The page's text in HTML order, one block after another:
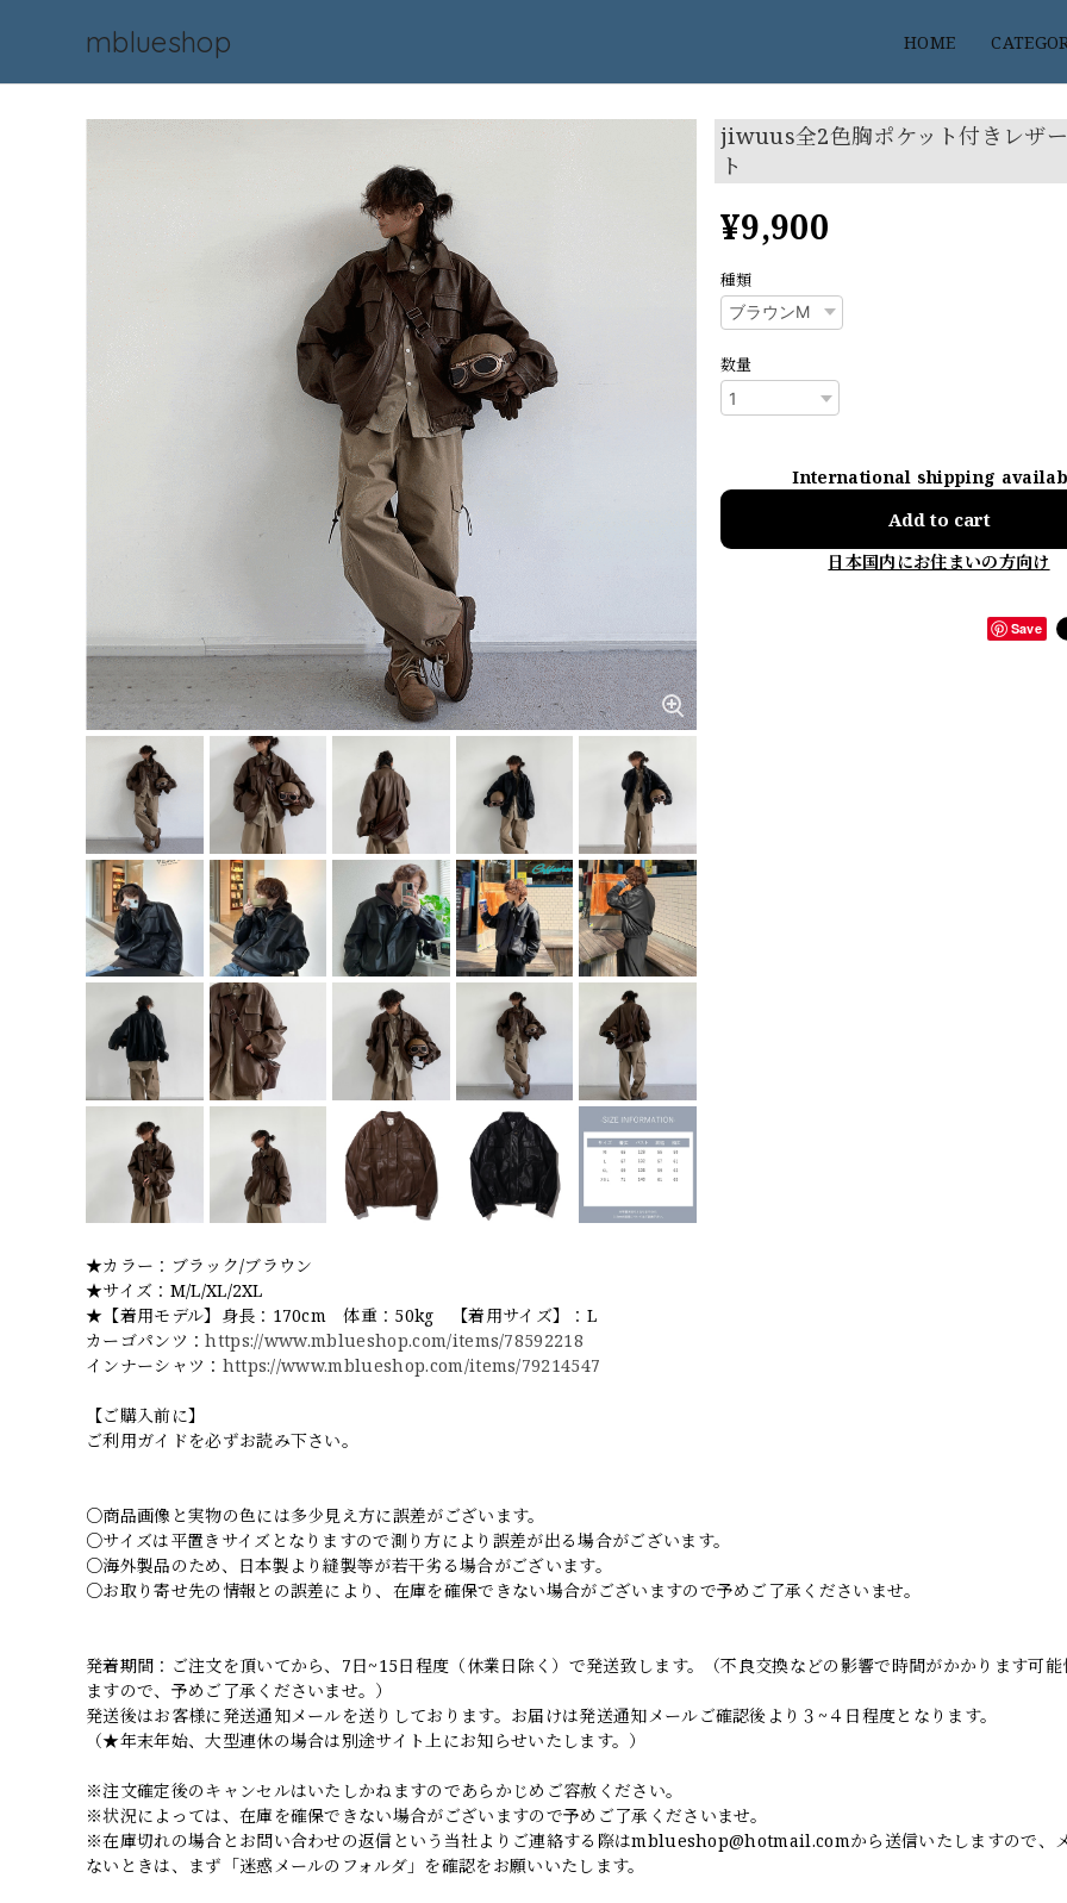
mblueshop HOME
jiwuus全2色胸ポケット付きレザ
ト
¥9,900
種類
数量
International shipping
Add to cart
日本国内にお住まいの方向け
Save
★カラー：ブラック/ブラウン
★サイズ：M/L/XL/2XL
★【着用モデル】身長：170cm 体重：50kg 【着用サイズ】：L
カーゴパンツ：https://www.mblueshop.com/items/78592218
インナーシャツ： https://www.mblueshop.com/items/79214547
【ご購入前に】
ご利用ガイドを必ずお読み下さい。
○商品画像と実物の色には多少見え方に誤差がございます。
○サイズは平置きサイズとなりますので測り方により誤差が出る場合がございます。
○海外製品のため、日本製より縫製等が若干劣る場合がございます。
○お取り寄せ先の情報との誤差により、在庫を確保できない場合がございますので予めご了承くださいませ。
発着期間：ご注文を頂いてから、7日~15日程度（休業日除く）で発送致します。（不良交換などの影響で時間がかかります可能
ますので、予めご了承くださいませ。）
発送後はお客様に発送通知メールを送りしております。お届けは発送通知メールご確認後より３~４日程度となります。
（★年末年始、大型連休の場合は別途サイト上にお知らせいたします。）
※注文確定後のキャンセルはいたしかねますのであらかじめご容赦ください。
※状況によっては、在庫を確保できない場合がございますので予めご了承くださいませ。
※在庫切れの場合とお問い合わせの返信という当社よりご連絡する際はmblueshop@hotmail.comから送信いたしますので、
ないときは、まず「迷惑メールのフォルダ」を確認をお願いいたします。